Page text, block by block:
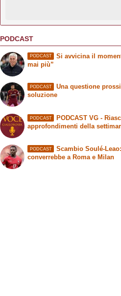
PODCAST
PODCAST
Si avvicina il
mai più”
PODCAST
Una questione
soluzione
PODCAST
PODCAST VG -
approfondimenti della
PODCAST
Scambio Soulé-
converrebbe a Roma e Milan